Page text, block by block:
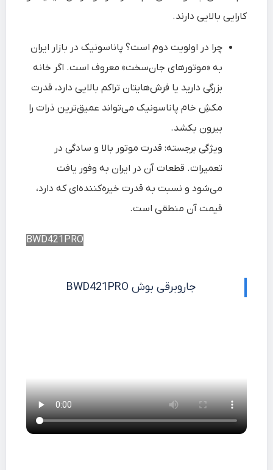
کارایی بالایی دارند.
چرا در اولویت دوم است؟پاناسونیک در بازار ایران
به «موتورهای جان‌سخت» معروف است. اگر خانه
بزرگی دارید یا فرش‌هایتان تراکم بالایی دارد، قدرت
مکشِ خام پاناسونیک می‌تواند عمیق‌ترین ذرات را
بیرون بکشد.
ویژگی برجسته: قدرت موتور بالا و سادگی در
تعمیرات. قطعات آن در ایران به وفور یافت
می‌شود و نسبت به قدرت خیره‌کننده‌ای که دارد،
قیمت آن منطقی است.
BWD421PRO
جاروبرقی بوش BWD421PRO